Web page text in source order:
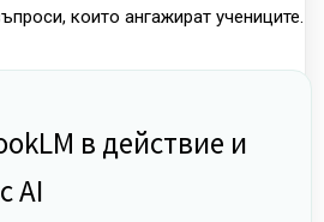
които ангажират учениците.
в действие и
AI